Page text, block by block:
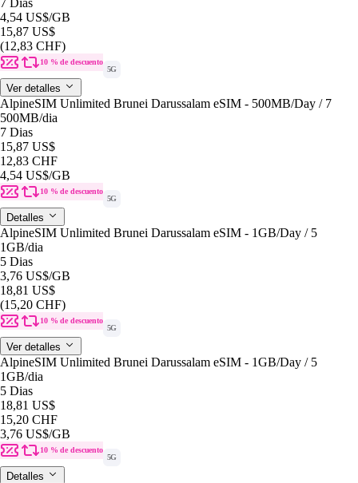
4,54 US$/GB
15,87 US$
(12,83 CHF)
10 % de descuento
5G
Ver detalles
AlpineSIM Unlimited Brunei Darussalam eSIM - 500MB/Day / 7
500MB/dia
7 Dias
15,87 US$
12,83 CHF
4,54 US$/GB
10 % de descuento
5G
Detalles
AlpineSIM Unlimited Brunei Darussalam eSIM - 1GB/Day / 5
1GB/dia
5 Dias
3,76 US$/GB
18,81 US$
(15,20 CHF)
10 % de descuento
5G
Ver detalles
AlpineSIM Unlimited Brunei Darussalam eSIM - 1GB/Day / 5
1GB/dia
5 Dias
18,81 US$
15,20 CHF
3,76 US$/GB
10 % de descuento
5G
Detalles